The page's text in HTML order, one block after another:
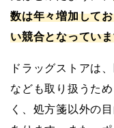
数は年々増加して
い競合となってい
ドラッグストアは
なども取り扱うた
く、処方箋以外の